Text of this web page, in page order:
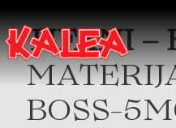
TIFANI –
BOSS-